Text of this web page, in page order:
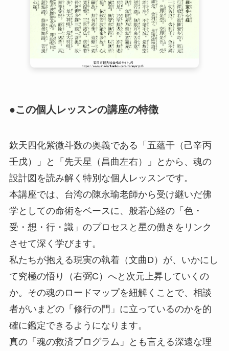
●この個人レッスンの講座の特徴
欽天四化紫微斗数の奥義である「五蘊干（己辛丙
壬戊）」と「先天星（昌曲左右）」とから、魂の
設計図を読み解く特別な個人レッスンです。
本講座では、台湾の陳永瑜老師から受け継いだ佛
学としての命術をベースに、般若心経の「色・
受・想・行・識」のプロセスと星の働きをリンク
させて深く学びます。
私たちが抱える現実の執着（文曲D）が、いかにし
て究極の悟り（右弼C）へと次元上昇していくの
か。その魂のロードマップを紐解くことで、相談
者がいまどの「修行の門」に立っているのかを的
確に鑑定できるようになります。
真の「魂の救済プログラム」とも言える深遠な理